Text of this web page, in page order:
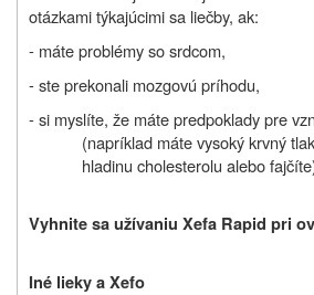
otázkami týkajúcimi sa liečby, ak:
- máte problémy so srdcom,
- ste prekonali mozgovú príhodu,
- si myslíte, že máte predpoklady pre
(napríklad máte vysoký krvný
hladinu cholesterolu alebo
Vyhnite sa užívaniu Xefa Rapid pri
Iné lieky a Xefo